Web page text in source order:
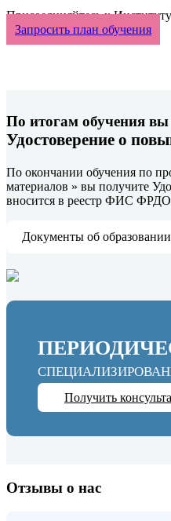
Присоединяйтесь к
Запросить план обучения
По итогам обучения вы
Удостоверение о
По окончании обучения по
материалов » вы получите
вносится в реестр ФИС
Документы об
Получить
Отзывы о нас